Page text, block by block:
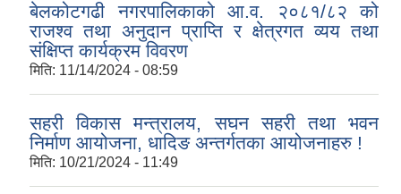
बेलकोटगढी नगरपालिकाको आ.व. २०८१/८२ को
राजश्व तथा अनुदान प्राप्ति र क्षेत्रगत व्यय तथा
संक्षिप्त कार्यक्रम विवरण
मिति: 11/14/2024 - 08:59
सहरी विकास मन्त्रालय, सघन सहरी तथा भवन
निर्माण आयोजना, धादिङ अन्तर्गतका आयोजनाहरु !
मिति: 10/21/2024 - 11:49